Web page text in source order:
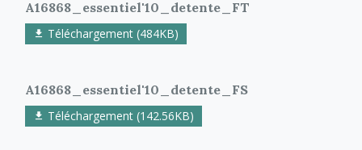
A16868_essentiel'10_detente_FT
Téléchargement (484KB)
A16868_essentiel'10_detente_FS
Téléchargement (142.56KB)